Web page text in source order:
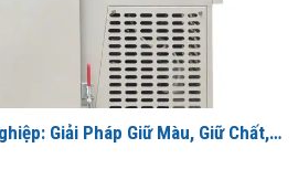
Giải Pháp Giữ Màu, Giữ Chất,